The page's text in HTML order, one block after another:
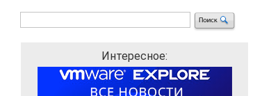
Интересное: